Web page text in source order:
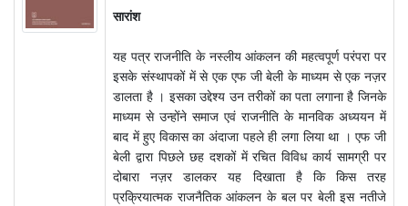
सारांश
यह पत्र राजनीति के नस्लीय आंकलन की महत्वपूर्ण परंपरा पर
इसके संस्थापकों में से एक एफ जी बेली के माध्यम से एक नज़र
डालता है । इसका उद्देश्य उन तरीकों का पता लगाना है जिनके
माध्यम से उन्होंने समाज एवं राजनीति के मानविक अध्ययन में
बाद में हुए विकास का अंदाजा पहले ही लगा लिया था । एफ जी
बेली द्वारा पिछले छह दशकों में रचित विविध कार्य सामग्री पर
दोबारा नज़र डालकर यह दिखाता है कि किस तरह
प्रक्रियात्मक राजनैतिक आंकलन के बल पर बेली इस नतीजे